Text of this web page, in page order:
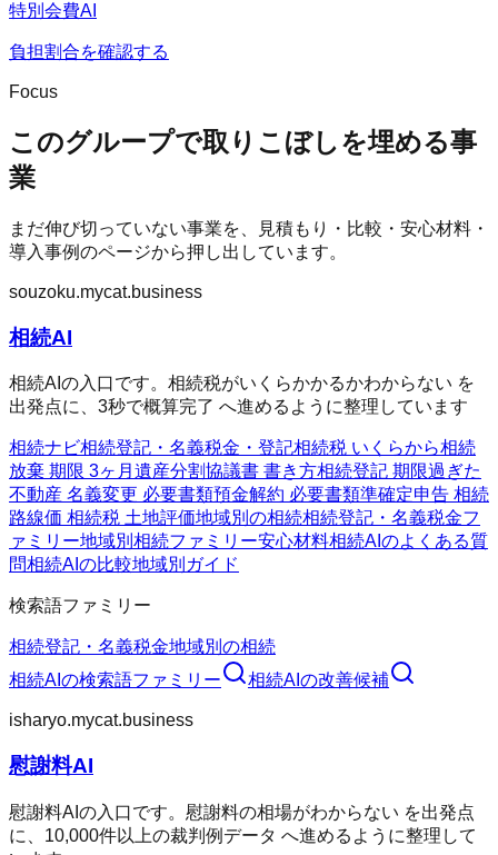
特別会費AI
負担割合を確認する
Focus
このグループで取りこぼしを埋める事
業
まだ伸び切っていない事業を、見積もり・比較・安心材料・
導入事例のページから押し出しています。
souzoku.mycat.business
相続AI
相続AIの入口です。相続税がいくらかかるかわからない を
出発点に、3秒で概算完了 へ進めるように整理しています
相続ナビ相続登記・名義税金・登記相続税 いくらから相続
放棄 期限 3ヶ月 遺産分割協議書 書き方相続登記 期限過ぎた
不動産 名義変更 必要書類預金解約 必要書類準確定申告 相続
路線価 相続税 土地評価地域別の相続相続登記・名義税金フ
ァミリー地域別相続ファミリー安心材料相続AIのよくある質
問相続AIの比較地域別ガイド
検索語ファミリー
相続登記・名義税金地域別の相続
相続AI の検索語ファミリー 相続AI の改善候補
isharyo.mycat.business
慰謝料AI
慰謝料AIの入口です。慰謝料の相場がわからない を出発点
に、10,000件以上の裁判例データ へ進めるように整理して